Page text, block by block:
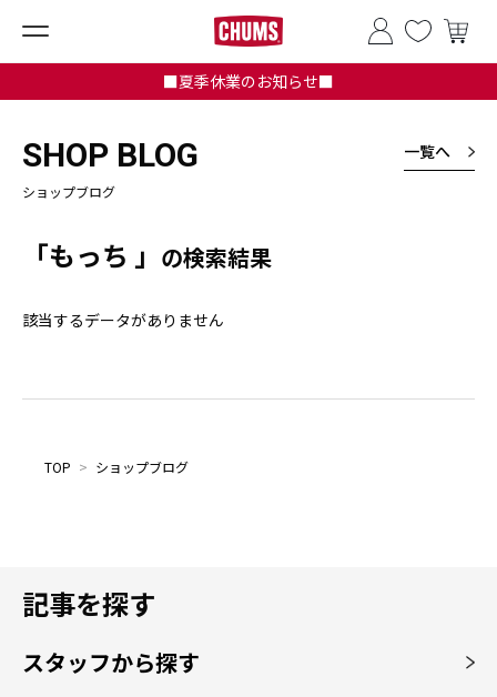
■夏季休業のお知らせ■
SHOP BLOG
ショップブログ
一覧へ
「もっち 」 の検索結果
該当するデータがありません
TOP > ショップブログ
記事を探す
スタッフから探す